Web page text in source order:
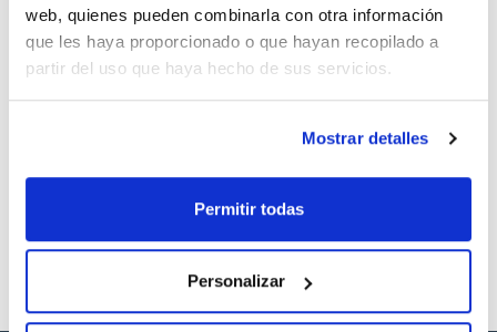
web, quienes pueden combinarla con otra información
que les haya proporcionado o que hayan recopilado a
partir del uso que haya hecho de sus servicios.
Mostrar detalles
Permitir todas
Personalizar
Precio